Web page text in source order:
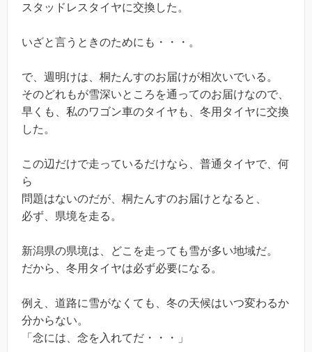
スタッドレスタイヤに交換した。
いざと言うときのためにも・・・。
で、週明けは、桐たんすのお届けが相次いでいる。
そのどれもが雪深いところを通ってのお届けなので、
早くも、私のワゴン車のタイヤも、冬用タイヤに交換
した。
この辺だけで走っているだけなら、普通タイヤで、何
ら
問題はないのだが、桐たんすのお届けとなると、
必ず、県境を走る。
新潟県の県境は、どこを走っても雪が多い地域だ。
だから、冬用タイヤは必ず必要になる。
例え、道路に雪がなくても、冬の天候はいつ変わるか
分からない。
「念には、念を入れてだ・・・」